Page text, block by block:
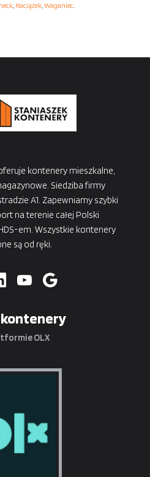
, Raciążek,Waganiec.
kontenery mieszkalne,
Siedziba firmy
A1. Zapewniamy szybki
na terenie całej Polski
em. Wszystkie kontenery
są od ręki.
kontenery
OLX